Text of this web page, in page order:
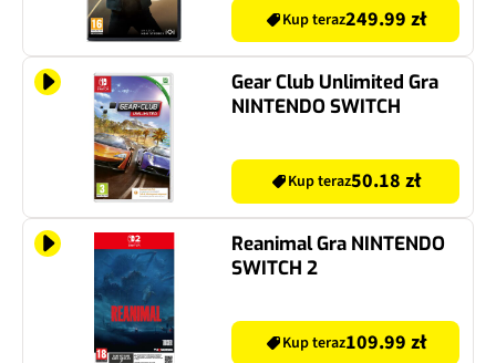
Kup teraz249.99 zł
Gear Club Unlimited Gra
NINTENDO SWITCH
Kup teraz50.18 zł
Reanimal Gra NINTENDO
SWITCH 2
Kup teraz109.99 zł